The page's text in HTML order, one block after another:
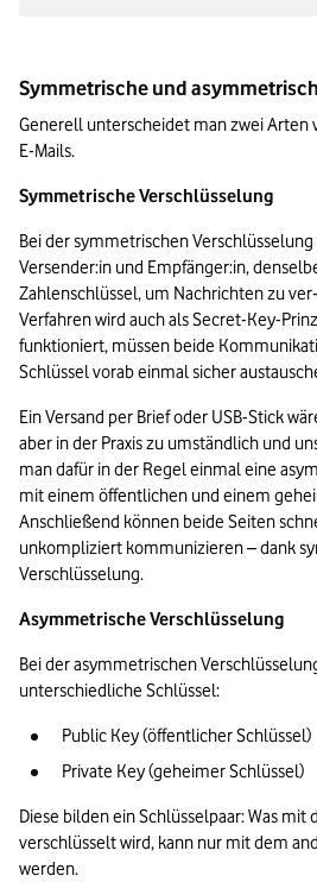
Symmetrische und
Generell unterscheidet man zwei Arten
E-Mails.
Symmetrische Verschlüsselung
Bei der symmetrischen
Versender:in und Empfänger:in,
Zahlenschlüssel, um Nachrichten zu
Verfahren wird auch als Secret-Key-
funktioniert, müssen beide
Schlüssel vorab einmal sicher
Ein Versand per Brief oder USB-Stick
aber in der Praxis zu umständlich und
man dafür in der Regel einmal eine
mit einem öffentlichen und einem
Anschließend können beide Seiten
unkompliziert kommunizieren – dank
Verschlüsselung.
Asymmetrische Verschlüsselung
Bei der asymmetrischen
unterschiedliche Schlüssel:
Public Key (öffentlicher Schlüssel)
Private Key (geheimer Schlüssel)
Diese bilden ein Schlüsselpaar: Was mit
verschlüsselt wird, kann nur mit dem
werden.